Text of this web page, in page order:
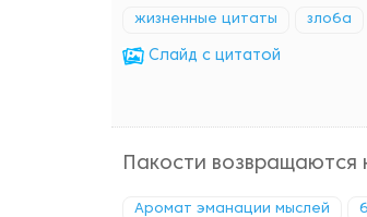
жизненные цитаты злоба
Cлайд с цитатой
Пакости возвращаются
Аромат эманации мыслей